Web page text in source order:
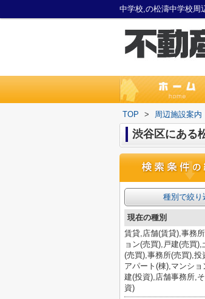
中学校,の松濤中学校周
TOP > 周辺施設案内
渋谷区にある
種別で絞り
現在の種別
賃貸,店舗(賃貸),事務
ョン(売買),戸建(売買
(売買),事務所(売買),投
アパート(棟),マンショ
建(投資),店舗事務所,
資)